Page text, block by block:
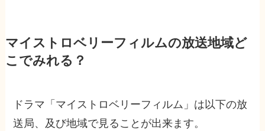
マイストロベリーフィルムの放送地域ど
こでみれる？
ドラマ「マイストロベリーフィルム」は以下の放
送局、及び地域で見ることが出来ます。